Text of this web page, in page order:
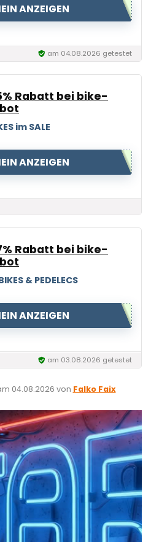
ANZEIGEN
am 04.08.2026 getestet
Rabatt bei bike-
im SALE
ANZEIGEN
Rabatt bei bike-
& PEDELECS
ANZEIGEN
am 03.08.2026 getestet
04.08.2026 von Falko Faix